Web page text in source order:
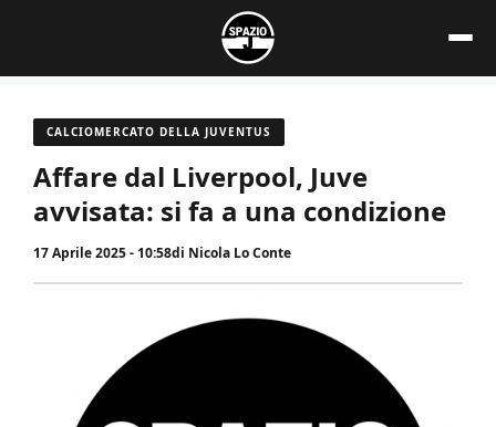
contenuto
CALCIOMERCATO DELLA JUVENTUS
Affare dal Liverpool, Juve
avvisata: si fa a una condizione
17 Aprile 2025 - 10:58di Nicola Lo Conte